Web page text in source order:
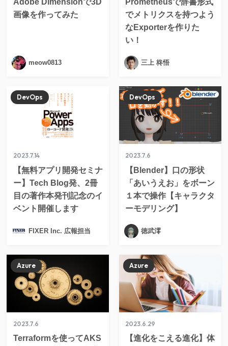
画像を作ってみた
meow0813
でメトリクスを持つよう
なExporterを作りた
い！
三上 柊悟
2023.7.14
【無料アプリ開発セミナ
ー】Tech Blog発、2冊
目の著作本発刊記念のイ
ベント開催します
DevOps
FIXER Inc. 広報担当
2023.7.6
【Blender】口の形状
「あいうえお」をボーン
１本で操作【キャラクタ
ーモデリング】
DevOps
徳武澪
2023.7.6
Terraformを使ってAKS
Azure
2023.6.29
【進化をこえる進化】体
Azure